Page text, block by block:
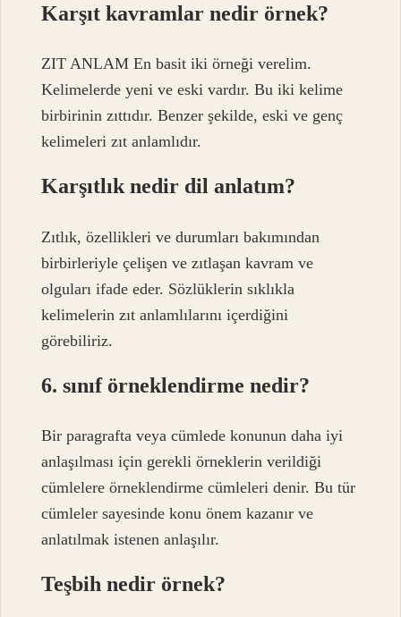
Karşıt kavramlar nedir örnek?
ZIT ANLAM En basit iki örneği verelim.
Kelimelerde yeni ve eski vardır. Bu iki kelime
birbirinin zıttıdır. Benzer şekilde, eski ve genç
kelimeleri zıt anlamlıdır.
Karşıtlık nedir dil anlatım?
Zıtlık, özellikleri ve durumları bakımından
birbirleriyle çelişen ve zıtlaşan kavram ve
olguları ifade eder. Sözlüklerin sıklıkla
kelimelerin zıt anlamlılarını içerdiğini
görebiliriz.
6. sınıf örneklendirme nedir?
Bir paragrafta veya cümlede konunun daha iyi
anlaşılması için gerekli örneklerin verildiği
cümlelere örneklendirme cümleleri denir. Bu tür
cümleler sayesinde konu önem kazanır ve
anlatılmak istenen anlaşılır.
Teşbih nedir örnek?